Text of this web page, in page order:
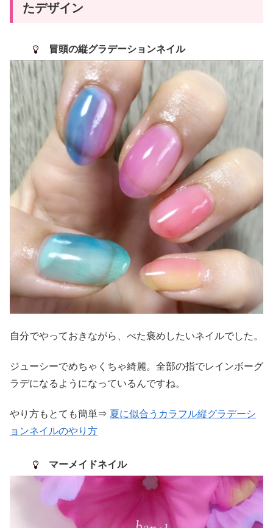
たデザイン
冒頭の縦グラデーションネイル
自分でやっておきながら、べた褒めしたいネイルでした。
ジューシーでめちゃくちゃ綺麗。全部の指でレインボーグ
ラデになるようになっているんですね。
やり方もとても簡単⇒ 夏に似合うカラフル縦グラデーシ
ョンネイルのやり方
マーメイドネイル